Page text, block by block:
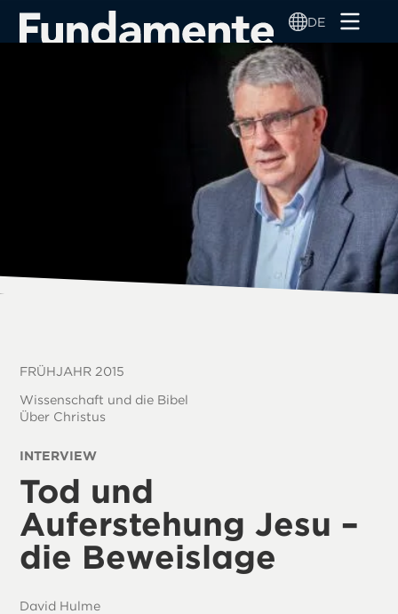
Direkt
zum
DE
FRÜHJAHR 2015
Wissenschaft und die Bibel
Über Christus
INTERVIEW
Tod und
Auferstehung Jesu –
die Beweislage
David Hulme